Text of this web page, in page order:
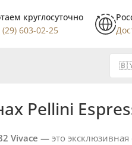
круглосуточно
(29) 603-02-25
Pellini
Vivace — это эксклюзивная